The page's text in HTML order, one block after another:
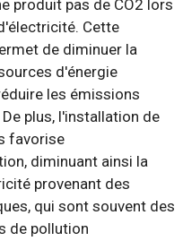
produit pas de CO2 lors
Cette
de diminuer la
d'énergie
les émissions
plus, l'installation de
favorise
diminuant ainsi la
provenant des
qui sont souvent des
de pollution